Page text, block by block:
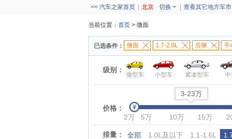
<< 汽车之家首页 北京 切换 查看其它地方车市
当前位置： 首页 > 微面
已选条件： 微面 1.7-2.0L 后驱 手
级别：
微型车 小型车 紧凑型车
价格：
3-23万
2万 5万 10万 15万
排量： 全部 1.0L及以下 1.1-1.6L